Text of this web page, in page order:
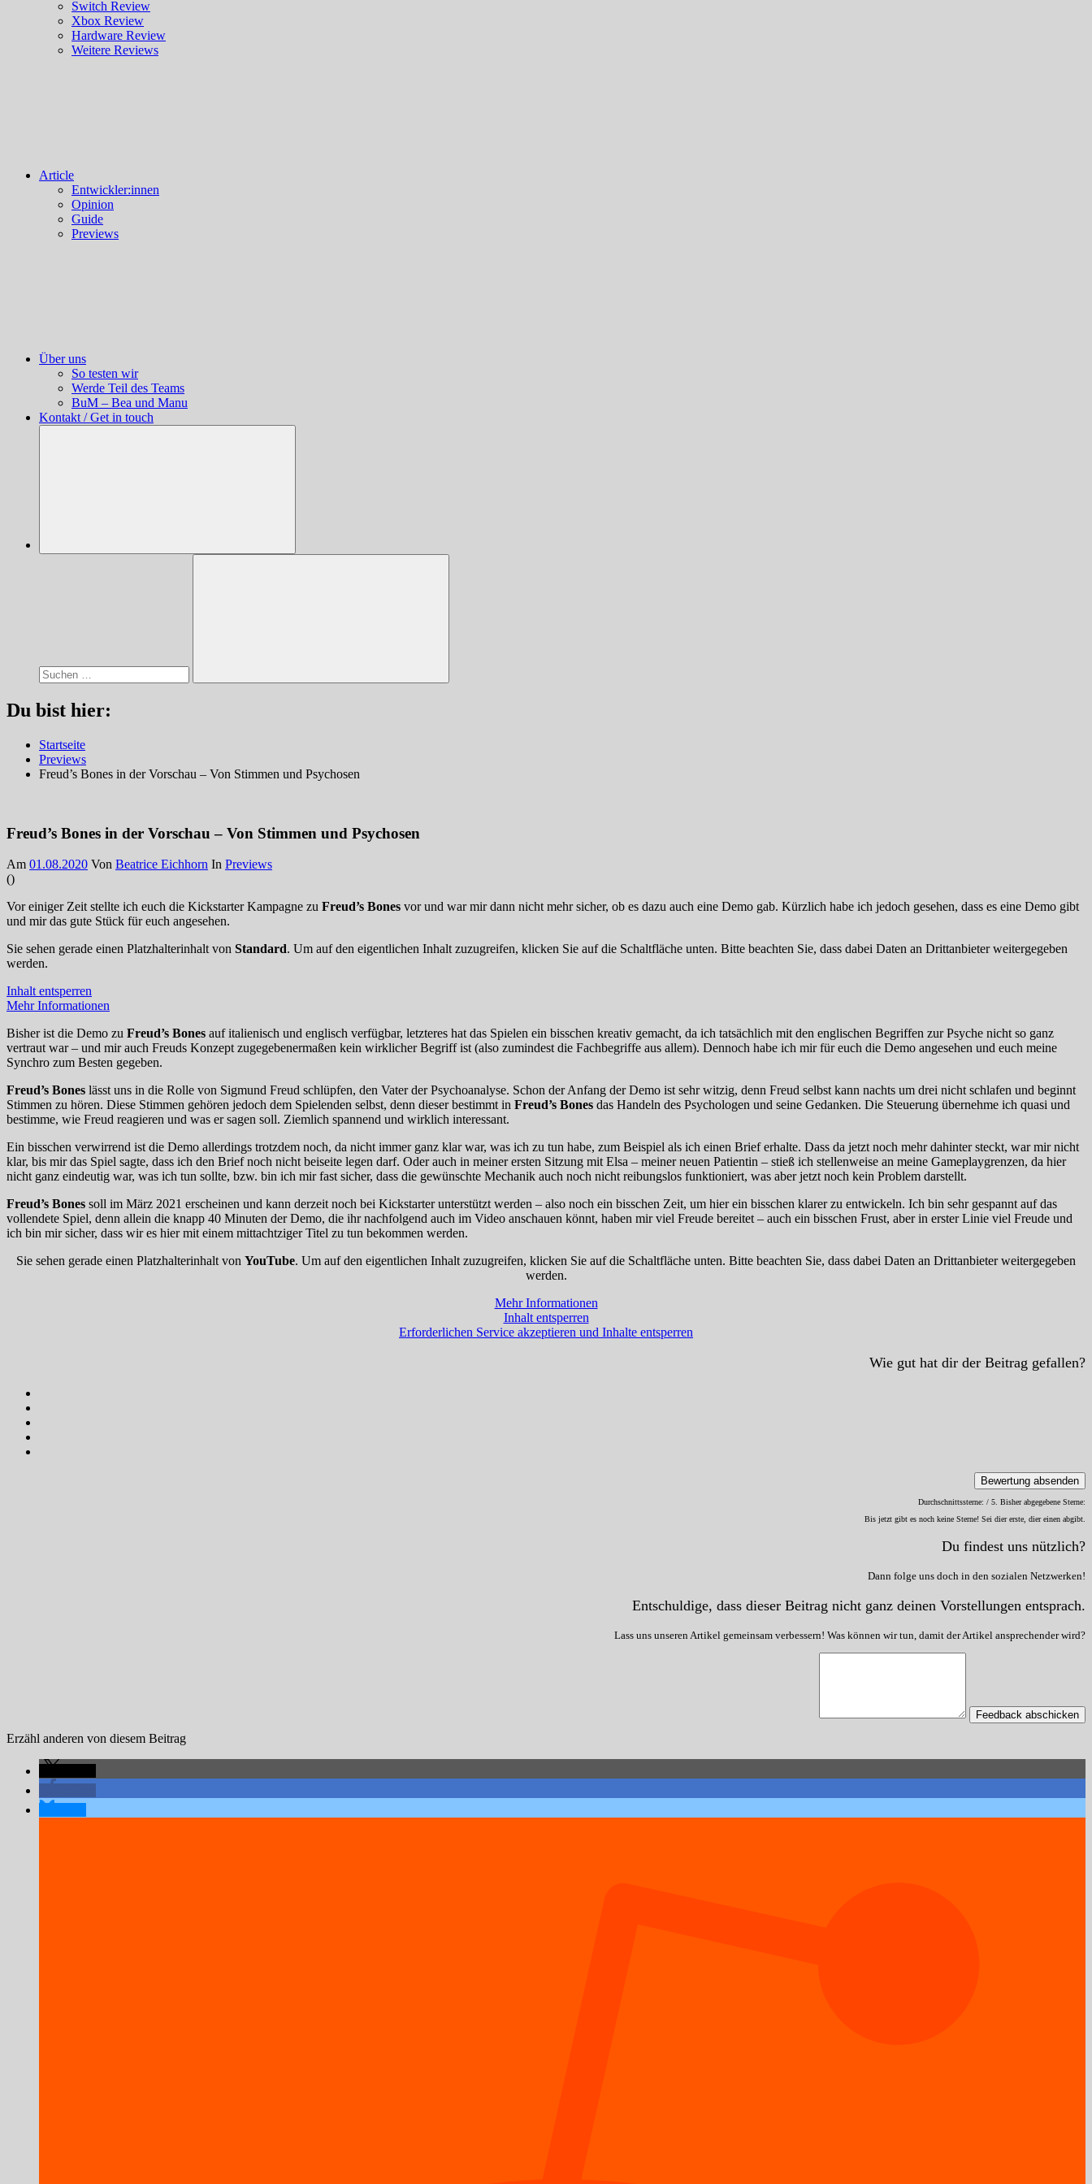
Switch Review
Xbox Review
Hardware Review
Weitere Reviews
Article
Entwickler:innen
Opinion
Guide
Previews
Über uns
So testen wir
Werde Teil des Teams
BuM – Bea und Manu
Kontakt / Get in touch
Suchen
Du bist hier:
Startseite
Previews
Freud’s Bones in der Vorschau – Von Stimmen und Psychosen
Freud’s Bones in der Vorschau – Von Stimmen und Psychosen
Am 01.08.2020 Von Beatrice Eichhorn In Previews
()
Vor einiger Zeit stellte ich euch die Kickstarter Kampagne zu Freud’s Bones vor und war mir dann nicht mehr sicher, ob es dazu auch eine Demo gab. Kürzlich habe ich jedoch gesehen, dass es eine Demo gibt
und mir das gute Stück für euch angesehen.
Sie sehen gerade einen Platzhalterinhalt von Standard. Um auf den eigentlichen Inhalt zuzugreifen, klicken Sie auf die Schaltfläche unten. Bitte beachten Sie, dass dabei Daten an Drittanbieter weitergegeben
werden.
Inhalt entsperren
Mehr Informationen
Bisher ist die Demo zu Freud’s Bones auf italienisch und englisch verfügbar, letzteres hat das Spielen ein bisschen kreativ gemacht, da ich tatsächlich mit den englischen Begriffen zur Psyche nicht so ganz
vertraut war – und mir auch Freuds Konzept zugegebenermaßen kein wirklicher Begriff ist (also zumindest die Fachbegriffe aus allem). Dennoch habe ich mir für euch die Demo angesehen und euch meine
Synchro zum Besten gegeben.
Freud’s Bones lässt uns in die Rolle von Sigmund Freud schlüpfen, den Vater der Psychoanalyse. Schon der Anfang der Demo ist sehr witzig, denn Freud selbst kann nachts um drei nicht schlafen und beginnt
Stimmen zu hören. Diese Stimmen gehören jedoch dem Spielenden selbst, denn dieser bestimmt in Freud’s Bones das Handeln des Psychologen und seine Gedanken. Die Steuerung übernehme ich quasi und
bestimme, wie Freud reagieren und was er sagen soll. Ziemlich spannend und wirklich interessant.
Ein bisschen verwirrend ist die Demo allerdings trotzdem noch, da nicht immer ganz klar war, was ich zu tun habe, zum Beispiel als ich einen Brief erhalte. Dass da jetzt noch mehr dahinter steckt, war mir nicht
klar, bis mir das Spiel sagte, dass ich den Brief noch nicht beiseite legen darf. Oder auch in meiner ersten Sitzung mit Elsa – meiner neuen Patientin – stieß ich stellenweise an meine Gameplaygrenzen, da hier
nicht ganz eindeutig war, was ich tun sollte, bzw. bin ich mir fast sicher, dass die gewünschte Mechanik auch noch nicht reibungslos funktioniert, was aber jetzt noch kein Problem darstellt.
Freud’s Bones soll im März 2021 erscheinen und kann derzeit noch bei Kickstarter unterstützt werden – also noch ein bisschen Zeit, um hier ein bisschen klarer zu entwickeln. Ich bin sehr gespannt auf das
vollendete Spiel, denn allein die knapp 40 Minuten der Demo, die ihr nachfolgend auch im Video anschauen könnt, haben mir viel Freude bereitet – auch ein bisschen Frust, aber in erster Linie viel Freude und
ich bin mir sicher, dass wir es hier mit einem mittachtziger Titel zu tun bekommen werden.
Sie sehen gerade einen Platzhalterinhalt von YouTube. Um auf den eigentlichen Inhalt zuzugreifen, klicken Sie auf die Schaltfläche unten. Bitte beachten Sie, dass dabei Daten an Drittanbieter weitergegeben
werden.
Mehr Informationen
Inhalt entsperren
Erforderlichen Service akzeptieren und Inhalte entsperren
Wie gut hat dir der Beitrag gefallen?
Bewertung absenden
Durchschnittssterne: / 5. Bisher abgegebene Sterne:
Bis jetzt gibt es noch keine Sterne! Sei dier erste, dier einen abgibt.
Du findest uns nützlich?
Dann folge uns doch in den sozialen Netzwerken!
Entschuldige, dass dieser Beitrag nicht ganz deinen Vorstellungen entsprach.
Lass uns unseren Artikel gemeinsam verbessern! Was können wir tun, damit der Artikel ansprechender wird?
Feedback abschicken
Erzähl anderen von diesem Beitrag